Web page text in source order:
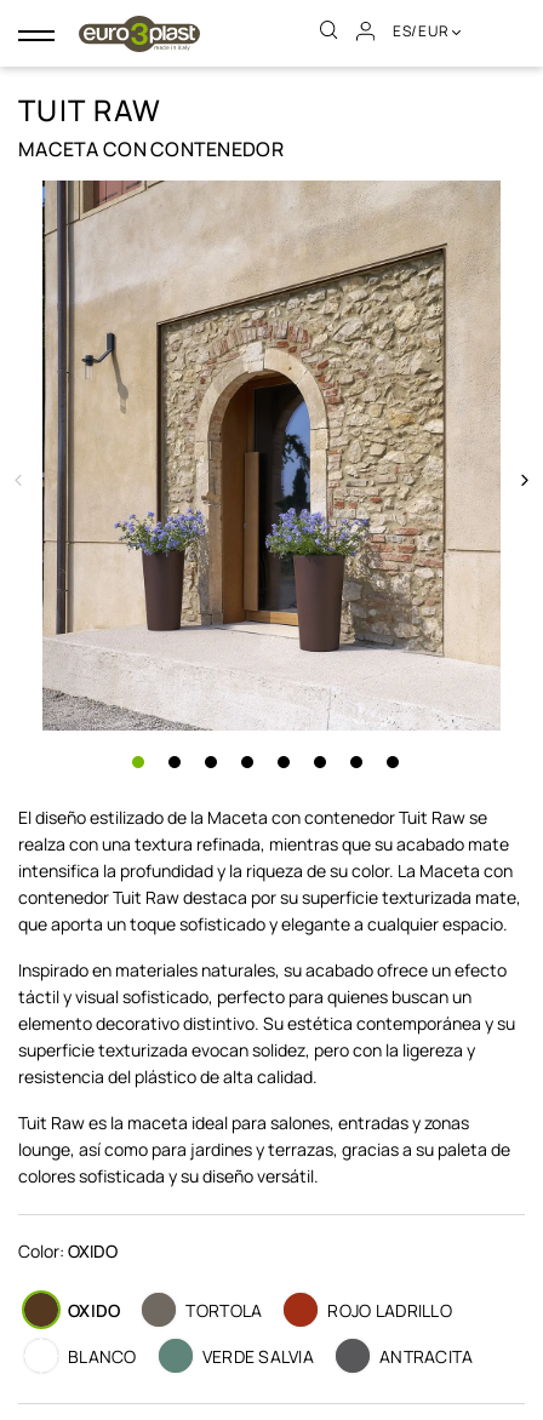
Navegación
de
ES/EUR
TUIT RAW
MACETA CON CONTENEDOR
El diseño estilizado de la Maceta con contenedor Tuit Raw se
realza con una textura refinada, mientras que su acabado mate
intensifica la profundidad y la riqueza de su color. La Maceta con
contenedor Tuit Raw destaca por su superficie texturizada mate,
que aporta un toque sofisticado y elegante a cualquier espacio.
Inspirado en materiales naturales, su acabado ofrece un efecto
táctil y visual sofisticado, perfecto para quienes buscan un
elemento decorativo distintivo. Su estética contemporánea y su
superficie texturizada evocan solidez, pero con la ligereza y
resistencia del plástico de alta calidad.
Tuit Raw es la maceta ideal para salones, entradas y zonas
lounge, así como para jardines y terrazas, gracias a su paleta de
colores sofisticada y su diseño versátil.
Color: OXIDO
OXIDO TORTOLA
ROJO LADRILLO
BLANCO
VERDE SALVIA ANTRACITA